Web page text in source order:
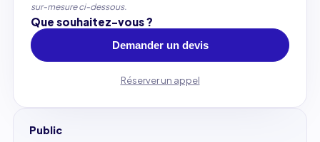
sur-mesure ci-dessous.
Que souhaitez-vous ?
Demander un devis
Réserver un appel
Public